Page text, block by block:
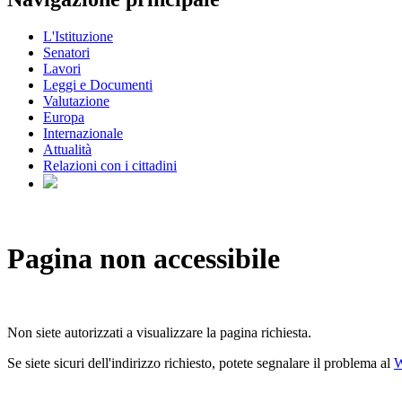
L'Istituzione
Senatori
Lavori
Leggi e Documenti
Valutazione
Europa
Internazionale
Attualità
Relazioni con i cittadini
Pagina non accessibile
Non siete autorizzati a visualizzare la pagina richiesta.
Se siete sicuri dell'indirizzo richiesto, potete segnalare il problema al